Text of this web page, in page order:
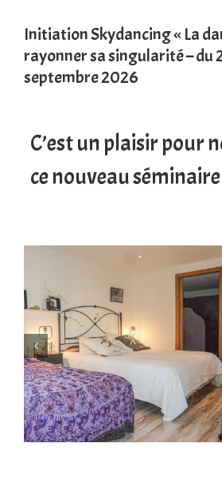
Initiation Skydancing « La
rayonner sa singularité – du
septembre 2026
C’est un plaisir pour
ce nouveau